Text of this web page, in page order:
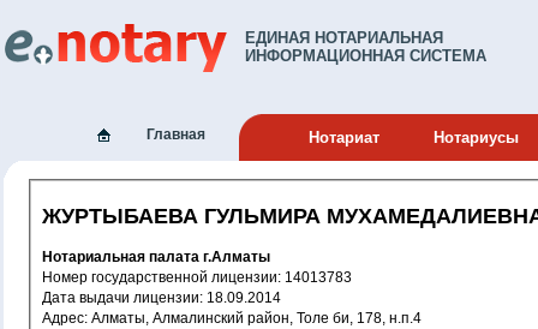
ЕДИНАЯ НОТАРИАЛЬНАЯ
ИНФОРМАЦИОННАЯ СИСТЕМА
Главная Нотариат Нотариусы
ЖУРТЫБАЕВА ГУЛЬМИРА
Нотариальная палата г.Алматы
Номер государственной лицензии: 14013783
Дата выдачи лицензии: 18.09.2014
Адрес: Алматы, Алмалинский район, Толе би, 178, н.п.4